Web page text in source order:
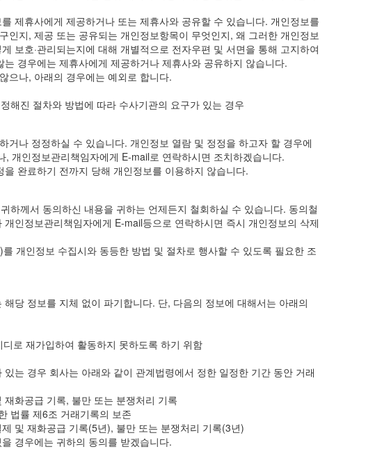
제휴사에게 제공하거나 또는 제휴사와 공유할 수 있습니다. 개인정보를
인지, 제공 또는 공유되는 개인정보항목이 무엇인지, 왜 그러한 개인정보
보호·관리되는지에 대해 개별적으로 전자우편 및 서면을 통해 고지하여
경우에는 제휴사에게 제공하거나 제휴사와 공유하지 않습니다.
으나, 아래의 경우에는 예외로 합니다.
해진 절차와 방법에 따라 수사기관의 요구가 있는 경우
거나 정정하실 수 있습니다. 개인정보 열람 및 정정을 하고자 할 경우에
개인정보관리책임자에게 E-mail로 연락하시면 조치하겠습니다.
완료하기 전까지 당해 개인정보를 이용하지 않습니다.
하께서 동의하신 내용을 귀하는 언제든지 철회하실 수 있습니다. 동의철
인정보관리책임자에게 E-mail등으로 연락하시면 즉시 개인정보의 삭제
개인정보 수집시와 동등한 방법 및 절차로 행사할 수 있도록 필요한 조
당 정보를 지체 없이 파기합니다. 단, 다음의 정보에 대해서는 아래의
로 재가입하여 활동하지 못하도록 하기 위함
는 경우 회사는 아래와 같이 관계법령에서 정한 일정한 기간 동안 거래
화공급 기록, 불만 또는 분쟁처리 기록
법률 제6조 거래기록의 보존
및 재화공급 기록(5년), 불만 또는 분쟁처리 기록(3년)
경우에는 귀하의 동의를 받겠습니다.